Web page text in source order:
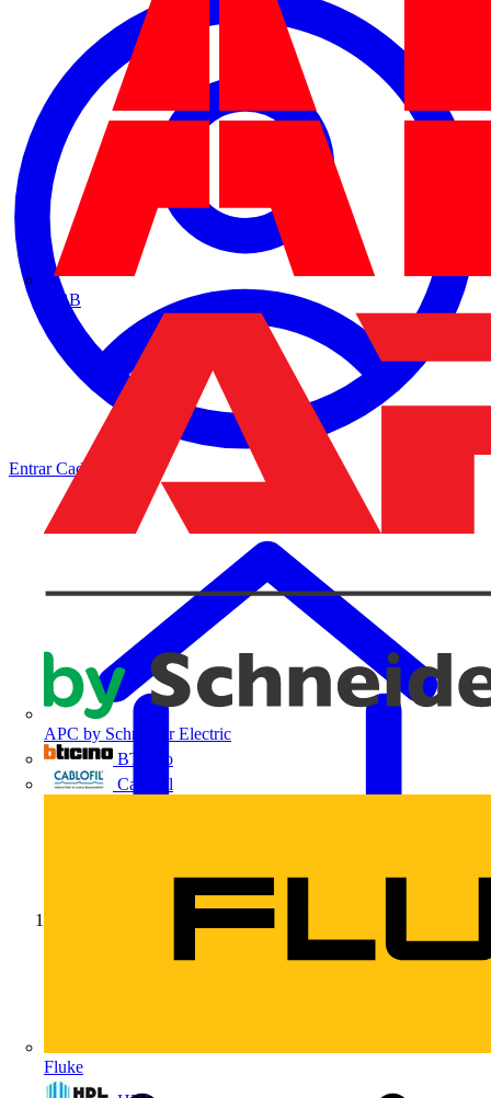
ABB
APC by Schneider Electric
BTicino
Cablofil
Fluke
EntrarCadastrar